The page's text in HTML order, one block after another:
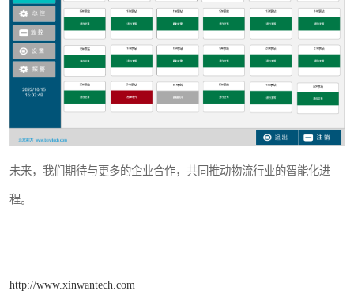
未来，我们期待与更多的企业合作，共同推动物流行业的智能化进
程。
http://www.xinwantech.com